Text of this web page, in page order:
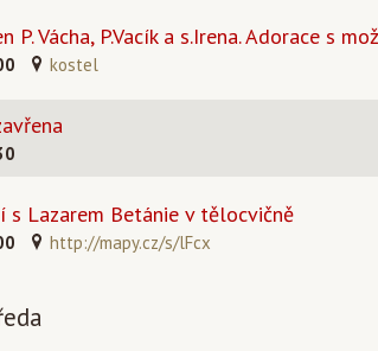
P. Vácha, P.Vacík a s.Irena. Adorace s
kostel
s Lazarem Betánie v tělocvičně
http://mapy.cz/s/lFcx